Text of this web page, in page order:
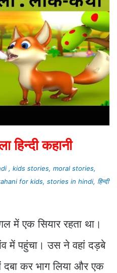
हिन्दी कहानी
, kids stories, moral stories,
for kids, stories in hindi, हिन्दी
में एक सियार रहता था।
में पहुंचा। उस ने वहां दड़बे
कर भाग लिया और एक